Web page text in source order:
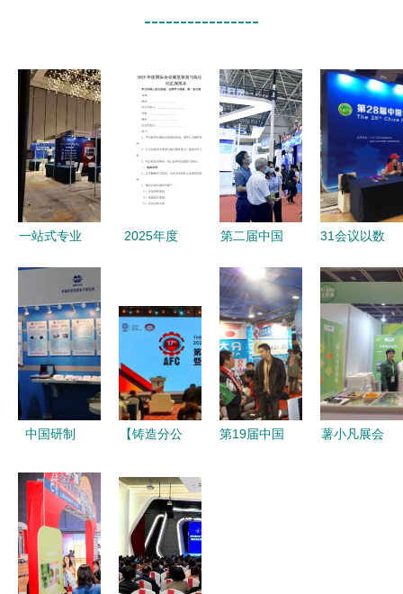
----------------
一站式专业
龙华标准展
位租赁、搭
建、主场布
置与设计全
解析
2025年度
行服务合同
第二届中国
品博览会盛
大启幕，引
领会议及展
览服务新纪
元
31会议以数
第28届食博
会，引领会
展服务新体
验
中国研制
误差不超一
秒的“中国
钟”，为北
斗卫星系统
【铸造分公
17届AFC，
共话绿色铸
造新未来
第19届中国
薯小凡展会